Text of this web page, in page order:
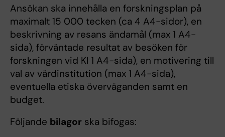
Ansökan ska innehålla en forskningsplan på
maximalt 15 000 tecken (ca 4 A4-sidor), en
beskrivning av resans ändamål (max 1 A4-
sida), förväntade resultat av besöken för
forskningen vid KI 1 A4-sida), en motivering till
val av värdinstitution (max 1 A4-sida),
eventuella etiska överväganden samt en
budget.
Följande bilagor ska bifogas: